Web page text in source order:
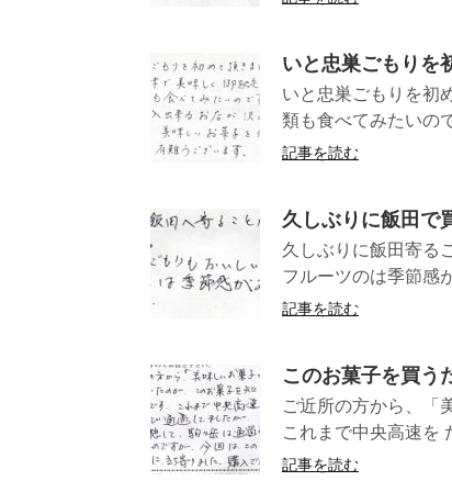
いと忠巣ごもりを
いと忠巣ごもりを初
類も食べてみたいの
記事を読む
久しぶりに飯田で
久しぶりに飯田寄る
フルーツのは季節感
記事を読む
このお菓子を買う
ご近所の方から、「
これまで中央高速を
記事を読む